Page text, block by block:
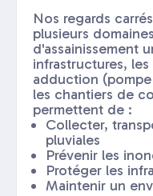
Nos regards
plusieurs
d'assainissement
infrastructures,
adduction
les chantiers de
permettent de :
Collecter,
pluviales
Prévenir les
Protéger les
Maintenir un